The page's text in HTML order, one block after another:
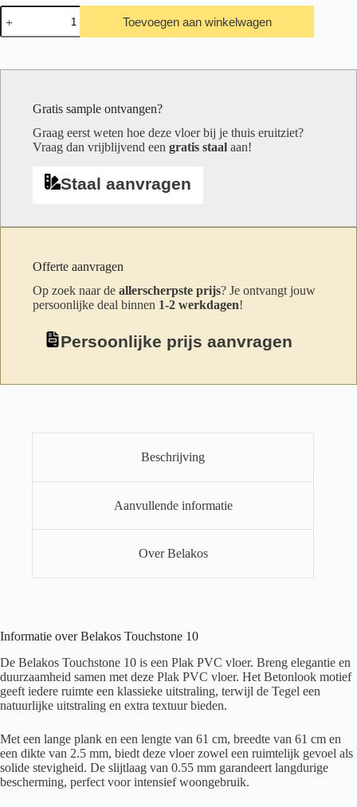
Belakos
Touchstone
10
Toevoegen aan winkelwagen
Gratis sample ontvangen?
Graag eerst weten hoe deze vloer bij je thuis eruitziet?
Vraag dan vrijblijvend een gratis staal aan!
Staal aanvragen
Offerte aanvragen
Op zoek naar de allerscherpste prijs? Je ontvangt jouw
persoonlijke deal binnen 1-2 werkdagen!
Persoonlijke prijs aanvragen
Beschrijving
Aanvullende informatie
Over Belakos
Informatie over Belakos Touchstone 10
De Belakos Touchstone 10 is een Plak PVC vloer. Breng elegantie en
duurzaamheid samen met deze Plak PVC vloer. Het Betonlook motief
geeft iedere ruimte een klassieke uitstraling, terwijl de Tegel een
natuurlijke uitstraling en extra textuur bieden.
Met een lange plank en een lengte van 61 cm, breedte van 61 cm en
een dikte van 2.5 mm, biedt deze vloer zowel een ruimtelijk gevoel als
solide stevigheid. De slijtlaag van 0.55 mm garandeert langdurige
bescherming, perfect voor intensief woongebruik.